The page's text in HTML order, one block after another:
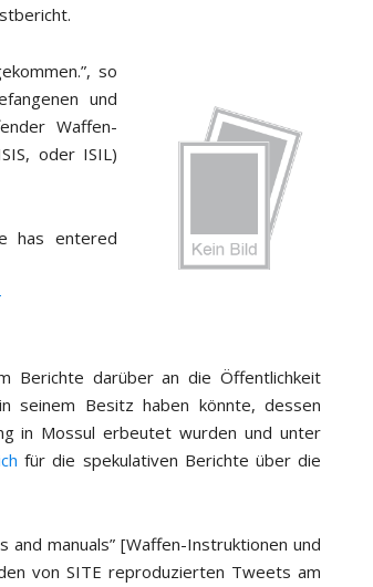
so
und
Waffen-
oder ISIL)
has entered
Berichte darüber an die Öffentlichkeit
seinem Besitz haben könnte, dessen
in Mossul erbeutet wurden und unter
für die spekulativen Berichte über die
manuals” [Waffen-Instruktionen und
von SITE reproduzierten Tweets am